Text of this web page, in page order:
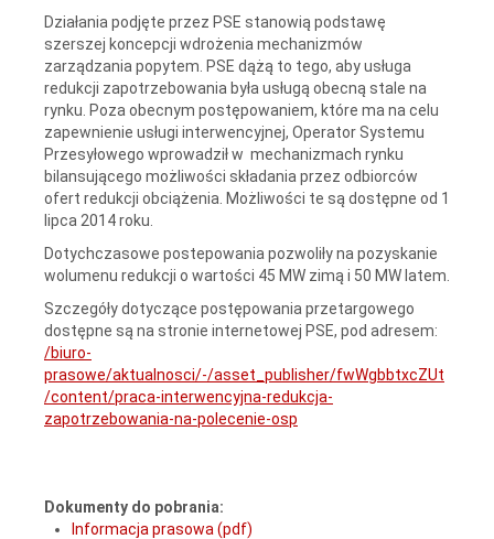
Działania podjęte przez PSE stanowią podstawę
szerszej koncepcji wdrożenia mechanizmów
zarządzania popytem. PSE dążą to tego, aby usługa
redukcji zapotrzebowania była usługą obecną stale na
rynku. Poza obecnym postępowaniem, które ma na celu
zapewnienie usługi interwencyjnej, Operator Systemu
Przesyłowego wprowadził w mechanizmach rynku
bilansującego możliwości składania przez odbiorców
ofert redukcji obciążenia. Możliwości te są dostępne od 1
lipca 2014 roku.
Dotychczasowe postepowania pozwoliły na pozyskanie
wolumenu redukcji o wartości 45 MW zimą i 50 MW latem.
Szczegóły dotyczące postępowania przetargowego
dostępne są na stronie internetowej PSE, pod adresem:
/biuro-
prasowe/aktualnosci/-/asset_publisher/fwWgbbtxcZUt
/content/praca-interwencyjna-redukcja-
zapotrzebowania-na-polecenie-osp
Dokumenty do pobrania:
Informacja prasowa (pdf)